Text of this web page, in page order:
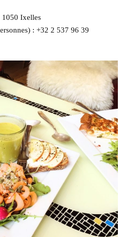
1050 Ixelles
: +32 2 537 96 39